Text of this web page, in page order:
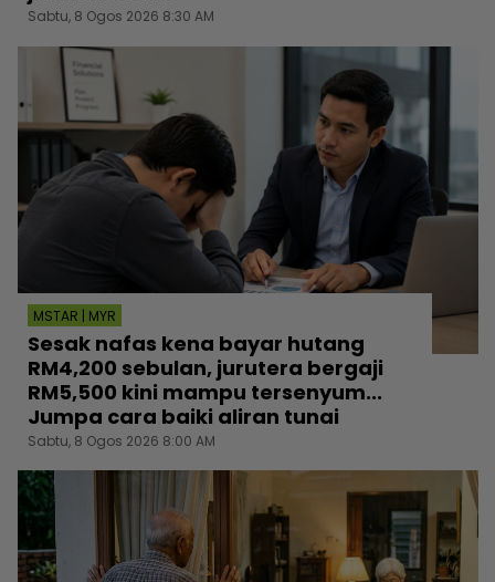
Sabtu, 8 Ogos 2026 8:30 AM
MSTAR | MYR
Sesak nafas kena bayar hutang
RM4,200 sebulan, jurutera bergaji
RM5,500 kini mampu tersenyum...
Jumpa cara baiki aliran tunai
Sabtu, 8 Ogos 2026 8:00 AM